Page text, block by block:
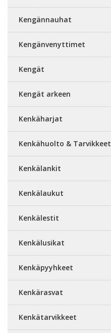
Kengännauhat
Kengänvenyttimet
Kengät
Kengät arkeen
Kenkäharjat
Kenkähuolto & Tarvikkeet
Kenkälankit
Kenkälaukut
Kenkälestit
Kenkälusikat
Kenkäpyyhkeet
Kenkärasvat
Kenkätarvikkeet